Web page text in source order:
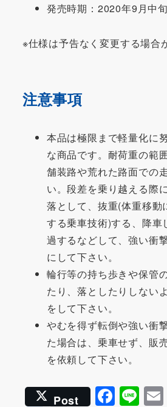
発売時期：2020年9月中旬
※仕様は予告なく変更する場合
注意事項
本品は極限まで軽量化に
な商品です。耐荷重の範
舗装路や荒れた路面での
い。段差を乗り越える際
落として、抜重(体重移動
する乗車技術)する、降車
過するなどして、強い衝
にして下さい。
輪行等の持ち歩きや保管
たり、落としたりしない
をして下さい。
やむを得ず転倒や強い衝
た場合は、乗車せず、販
を依頼して下さい。
Post F Li